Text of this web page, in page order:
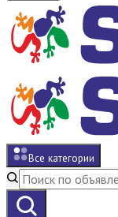
Все категории